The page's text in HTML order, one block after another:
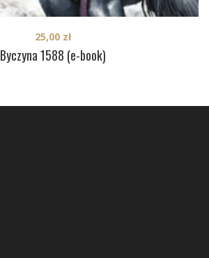
Byczyna 1588 (e-book)
25,00 zł